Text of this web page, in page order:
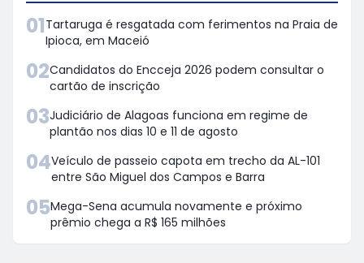
01Tartaruga é resgatada com ferimentos na Praia de
Ipioca, em Maceió
02Candidatos do Encceja 2026 podem consultar o
cartão de inscrição
03Judiciário de Alagoas funciona em regime de
plantão nos dias 10 e 11 de agosto
04Veículo de passeio capota em trecho da AL-101
entre São Miguel dos Campos e Barra
05Mega-Sena acumula novamente e próximo
prêmio chega a R$ 165 milhões